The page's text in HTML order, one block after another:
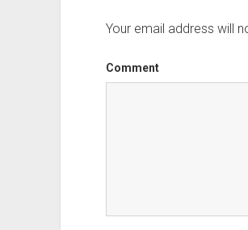
Your email address will
Comment